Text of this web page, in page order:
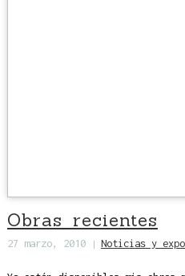
Obras recientes
27 marzo, 2010 | Noticias y